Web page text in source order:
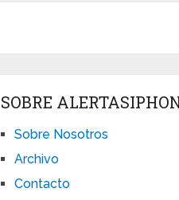
SOBRE
Sobre Nosotros
Archivo
Contacto